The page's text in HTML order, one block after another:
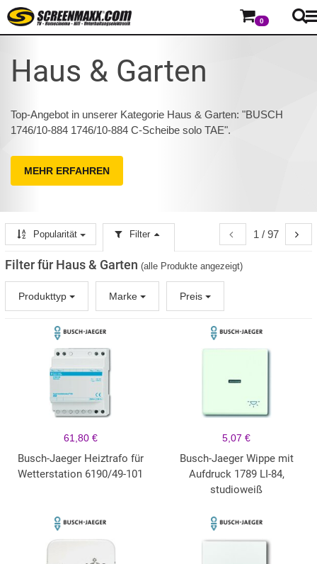
0
Haus & Garten
Top-Angebot in unserer Kategorie Haus & Garten: "BUSCH
1746/10-884 1746/10-884 C-Scheibe solo TAE".
MEHR ERFAHREN
1 / 97
Popularität Filter
Filter für Haus & Garten (alle Produkte angezeigt)
Produkttyp Marke Preis
61,80 €
Busch-Jaeger Heiztrafo für
Wetterstation 6190/49-101
5,07 €
Busch-Jaeger Wippe mit
Aufdruck 1789 LI-84,
studioweiß